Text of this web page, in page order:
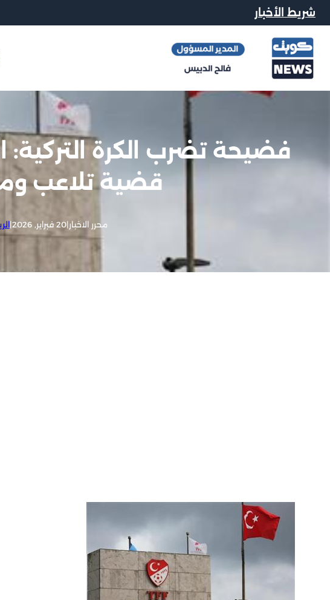
شريط الأخبار
فضيحة تضرب الكرة
قضية تلاعب
محرر الاخبار|20 فبراير, 2026 |